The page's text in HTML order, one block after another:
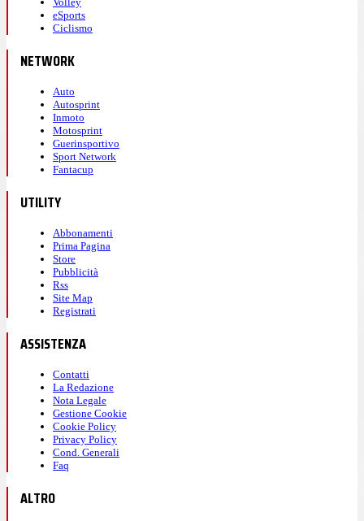
eSports
Ciclismo
NETWORK
Auto
Autosprint
Inmoto
Motosprint
Guerinsportivo
Sport Network
Fantacup
UTILITY
Abbonamenti
Prima Pagina
Store
Pubblicità
Rss
Site Map
Registrati
ASSISTENZA
Contatti
La Redazione
Nota Legale
Gestione Cookie
Cookie Policy
Privacy Policy
Cond. Generali
Faq
ALTRO